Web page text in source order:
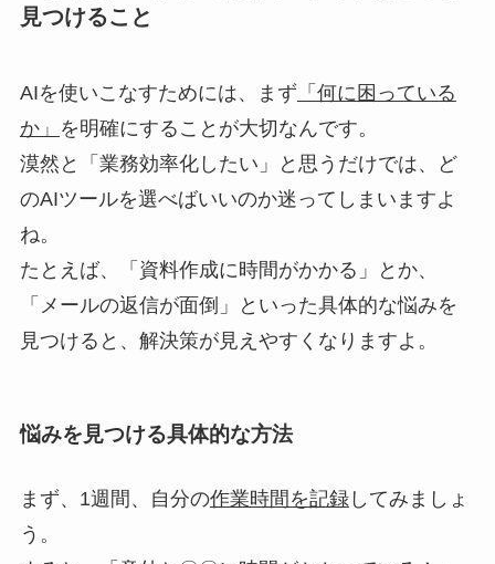
見つけること
AIを使いこなすためには、まず 「何に困っている
か」 を明確にすることが大切なんです。
漠然と「業務効率化したい」と思うだけでは、ど
のAIツールを選べばいいのか迷ってしまいますよ
ね。
たとえば、「資料作成に時間がかかる」とか、
「メールの返信が面倒」といった具体的な悩みを
見つけると、解決策が見えやすくなりますよ。
悩みを見つける具体的な方法
まず、1週間、自分の作業時間を記録してみましょ
う。